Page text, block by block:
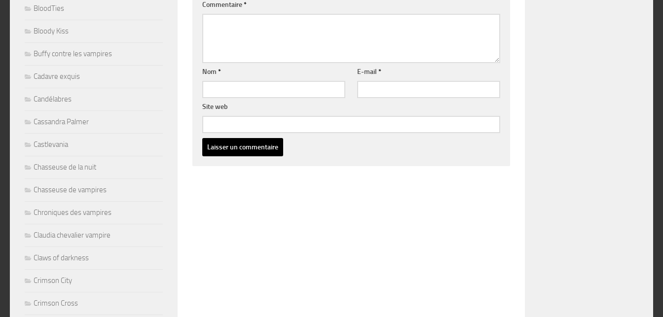
Commentaire*
Nom * E-mail*
Site web
BloodTies
Bloody Kiss
Buffy contre les vampires
Cadavre exquis
Candélabres
Cassandra Palmer
Castlevania
Chasseuse de la nuit
Chasseuse de vampires
Chroniques des vampires
Claudia chevalier vampire
Claws of darkness
Crimson City
Crimson Cross